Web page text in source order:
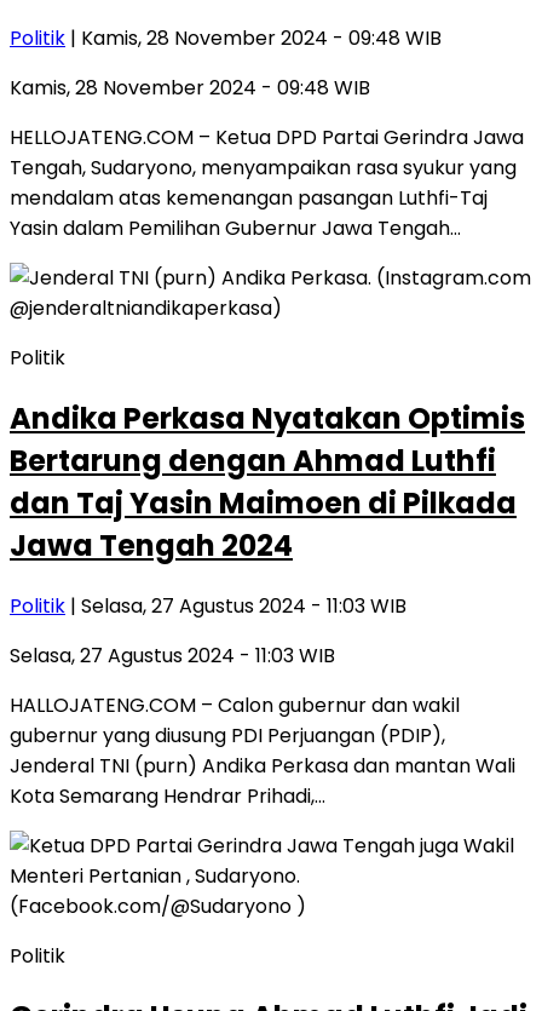
Politik | Kamis, 28 November 2024 - 09:48 WIB
Kamis, 28 November 2024 - 09:48 WIB
HELLOJATENG.COM – Ketua DPD Partai Gerindra Jawa
Tengah, Sudaryono, menyampaikan rasa syukur yang
mendalam atas kemenangan pasangan Luthfi-Taj
Yasin dalam Pemilihan Gubernur Jawa Tengah…
Politik
Andika Perkasa Nyatakan Optimis
Bertarung dengan Ahmad Luthfi
dan Taj Yasin Maimoen di Pilkada
Jawa Tengah 2024
Politik | Selasa, 27 Agustus 2024 - 11:03 WIB
Selasa, 27 Agustus 2024 - 11:03 WIB
HALLOJATENG.COM – Calon gubernur dan wakil
gubernur yang diusung PDI Perjuangan (PDIP),
Jenderal TNI (purn) Andika Perkasa dan mantan Wali
Kota Semarang Hendrar Prihadi,…
Politik